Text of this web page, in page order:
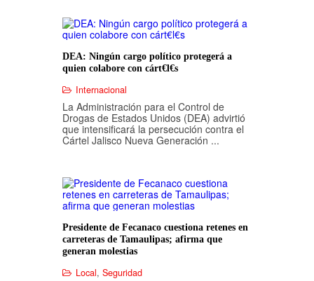
DEA: Ningún cargo político protegerá a
quien colabore con cárt€l€s
Internacional
La Administración para el Control de
Drogas de Estados Unidos (DEA) advirtió
que intensificará la persecución contra el
Cártel Jalisco Nueva Generación ...
Presidente de Fecanaco cuestiona retenes en
carreteras de Tamaulipas; afirma que
generan molestias
Local, Seguridad